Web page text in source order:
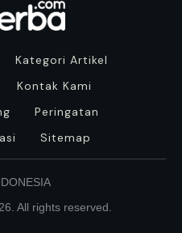
Kategori Artikel
Kontak Kami
Peringatan
Sitemap
. All rights reserved.